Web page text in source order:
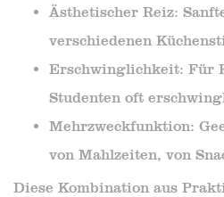
Ästhetischer Reiz:
verschiedenen
Erschwinglichkeit: Für
Studenten oft
Mehrzweckfunktion:
von Mahlzeiten, von
Diese Kombination aus